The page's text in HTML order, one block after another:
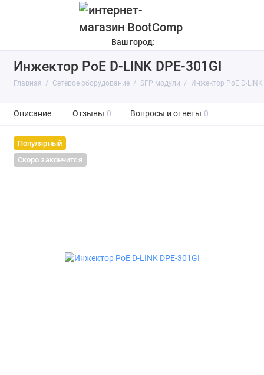
Ваш город:
Инжектор PoE D-LINK DPE-301GI
Главная Сетевое оборудование SFP модули Инжектор PoE D-LINK
Описание Отзывы 0 Вопросы и ответы 0
Популярный
Скоро закончится